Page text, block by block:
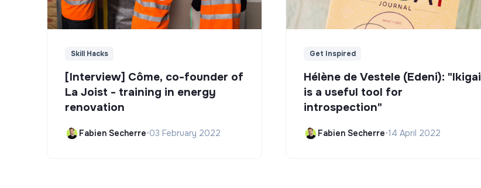
Skill Hacks
[Interview] Côme, co-founder of
La Joist - training in energy
renovation
Fabien Secherre•03 February 2022
Get Inspired
Hélène de Vestele (Edeni): "Ikigai
is a useful tool for
introspection"
Fabien Secherre•14 April 2022